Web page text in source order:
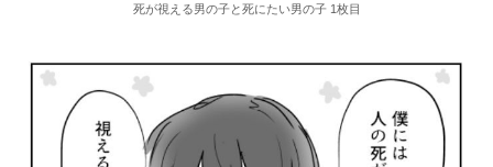
死が視える男の子と死にたい男の子 1枚目